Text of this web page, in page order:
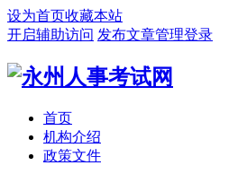
设为首页收藏本站
开启辅助访问 发布文章管理登录
首页
机构介绍
政策文件